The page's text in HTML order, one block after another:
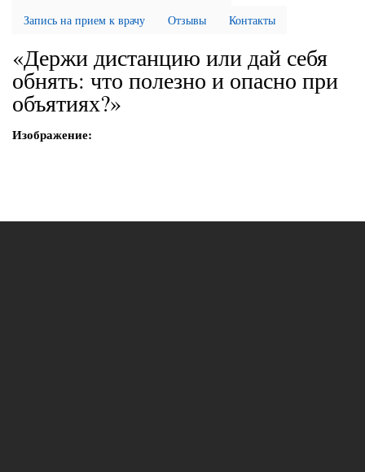
Запись на прием к врачу
Отзывы Контакты
«Держи дистанцию или дай себя
обнять: что полезно и опасно при
объятиях?»
Изображение